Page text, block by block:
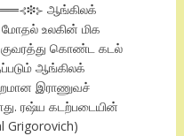
ஆங்கிலக்
உலகின் மிக
கொண்ட கடல்
ஆங்கிலக்
இராணுவச்
ரஷ்ய கடற்படையின்
Grigorovich)